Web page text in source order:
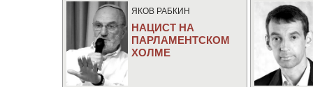
ЯКОВ РАБКИН
НАЦИСТ НА
ПАРЛАМЕНТСКОМ
ХОЛМЕ